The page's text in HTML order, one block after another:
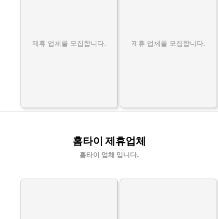
제휴 업체를 모집합니다. 제휴 업체를 모집합니다.
홈타이 제휴업체
홈타이 업체 입니다.